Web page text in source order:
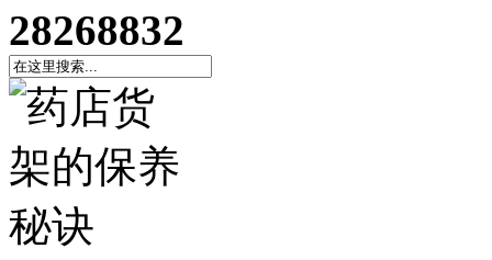
28268832